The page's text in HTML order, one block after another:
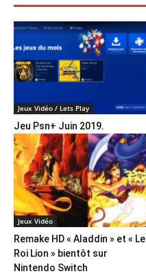
Jeux Vidéo / Lets Play
Jeu Psn+ Juin 2019.
Jeux Vidéo
Remake HD « Aladdin » et « Le
Roi Lion » bientôt sur
Nintendo Switch